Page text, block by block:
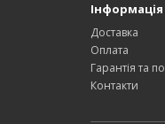
Інформація
Доставка
Оплата
Гарантія та
Контакти